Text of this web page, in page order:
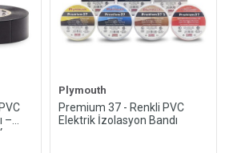
–
Plymouth
Premium 37 - Renkli PVC
Elektrik İzolasyon Bandı